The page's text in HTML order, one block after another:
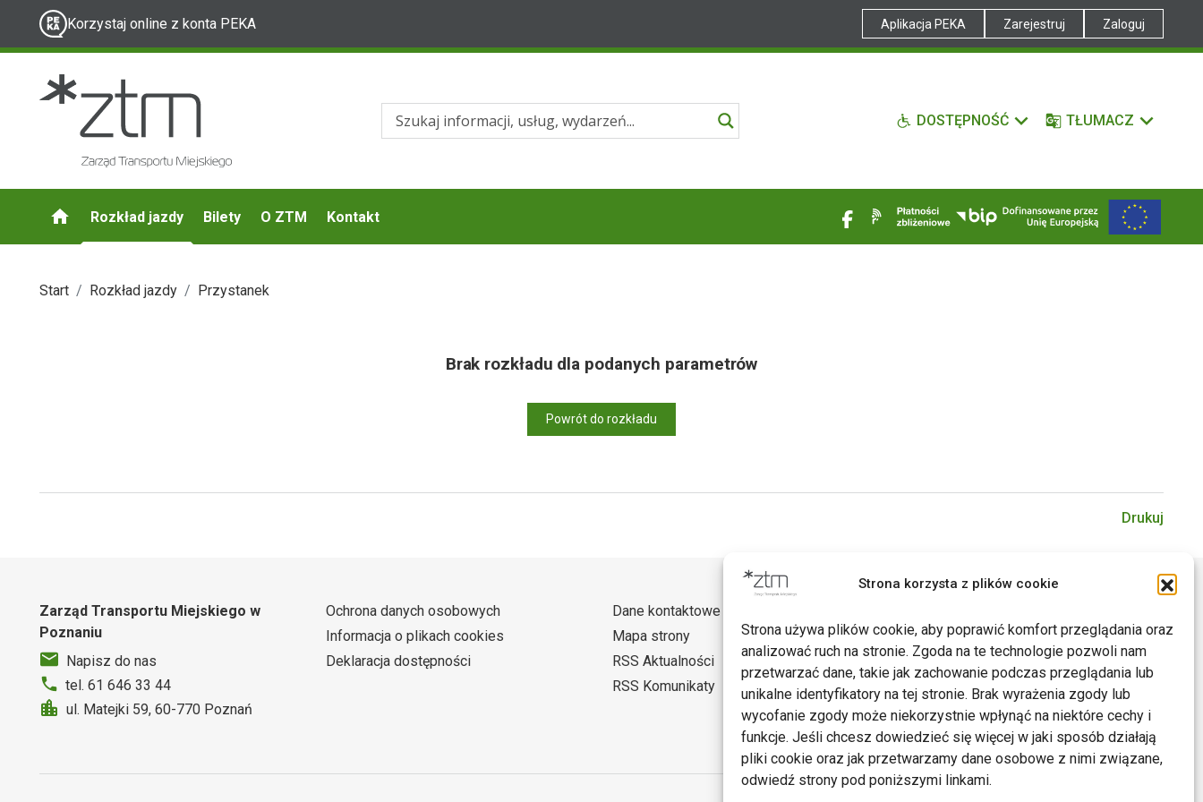
Strona korzysta z plików cookie
Strona używa plików cookie, aby poprawić komfort przeglądania oraz
analizować ruch na stronie. Zgoda na te technologie pozwoli nam
przetwarzać dane, takie jak zachowanie podczas przeglądania lub
unikalne identyfikatory na tej stronie. Brak wyrażenia zgody lub
wycofanie zgody może niekorzystnie wpłynąć na niektóre cechy i
funkcje. Jeśli chcesz dowiedzieć się więcej w jaki sposób działają
pliki cookie oraz jak przetwarzamy dane osobowe z nimi związane,
odwiedź strony pod poniższymi linkami.
Korzystaj online z konta PEKA Aplikacja PEKA Zarejestruj Zaloguj
DOSTĘPNOŚĆ TŁUMACZ
Rozkład jazdy Bilety O ZTM Kontakt
Start Rozkład jazdy Przystanek
Brak rozkładu dla podanych parametrów
Powrót do rozkładu
Drukuj
Zarząd Transportu Miejskiego w
Poznaniu
Napisz do nas
tel. 61 646 33 44
ul. Matejki 59, 60-770 Poznań
Ochrona danych osobowych
Informacja o plikach cookies
Deklaracja dostępności
Dane kontaktowe
Mapa strony
RSS Aktualności
RSS Komunikaty